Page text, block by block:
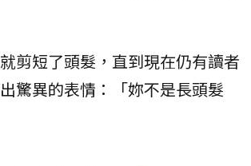
剪短了頭髮，直到現在仍有讀者
驚異的表情：「妳不是長頭髮